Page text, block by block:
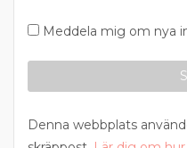
Meddela mig om nya
Denna webbplats